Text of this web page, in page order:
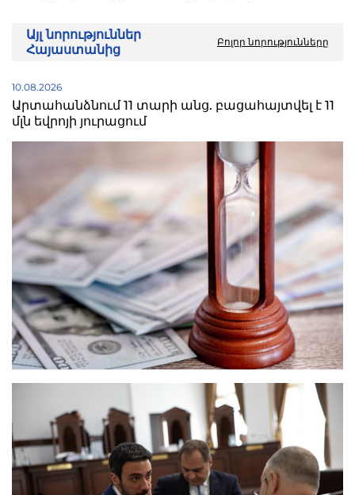
Այլ նորություններ
Հայաստանից
Բոլոր նորությունները
10.08.2026
Արտահանձնում 11 տարի անց. բացահայտվել է 11
մլն եվրոյի յուրացում